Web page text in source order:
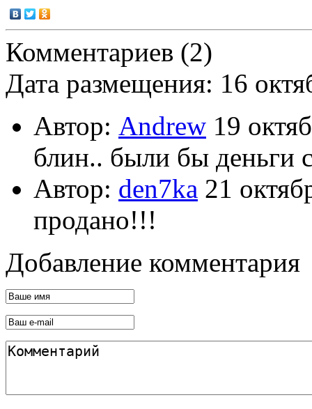
Комментариев (2)
Дата размещения: 16
Автор: Andrew 19
блин.. были бы деньги
Автор: den7ka 21
продано!!!
Добавление комментария